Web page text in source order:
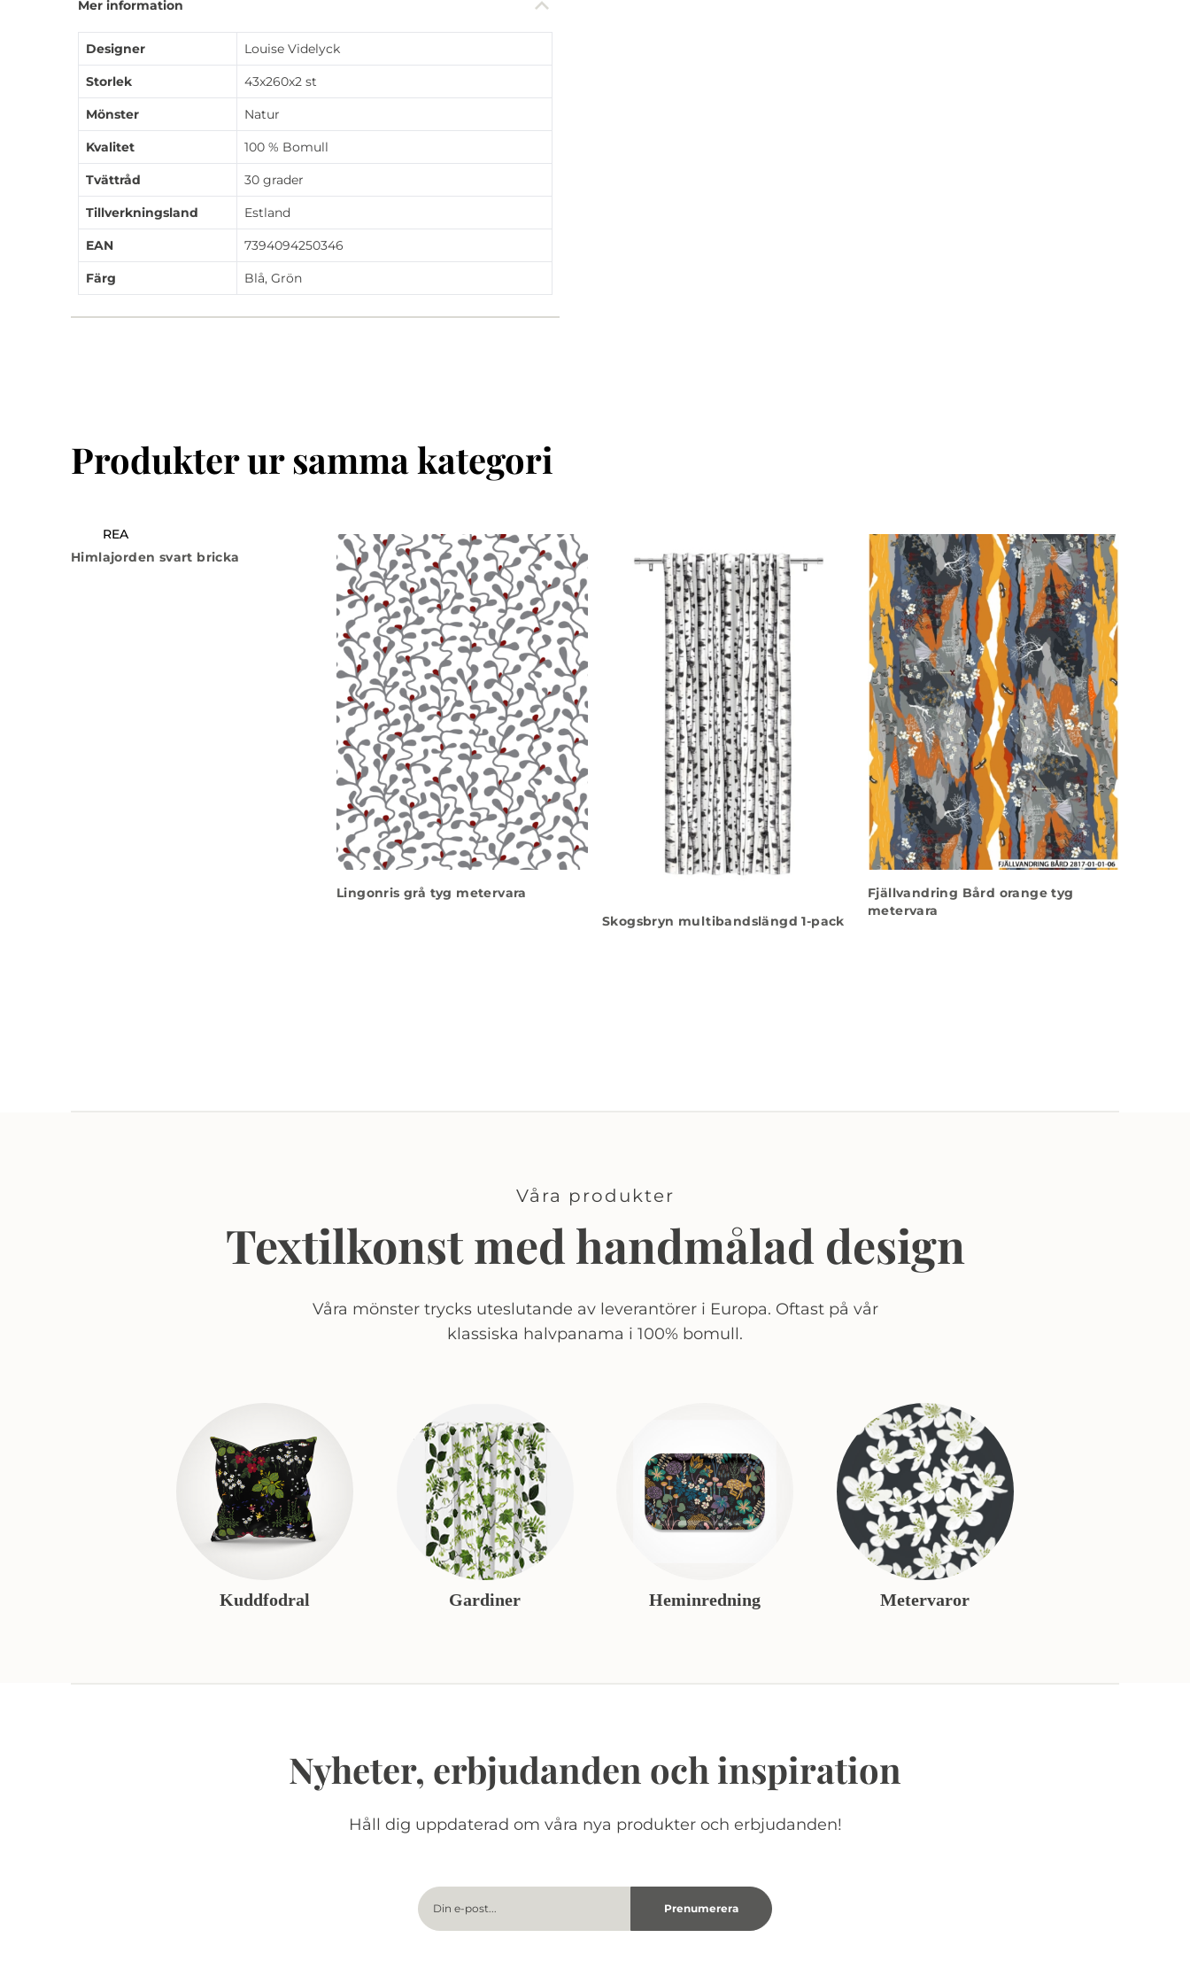
Mer information
Designer Louise Videlyck
Storlek 43x260x2 st
Mönster Natur
Kvalitet 100 % Bomull
Tvättråd 30 grader
Tillverkningsland Estland
EAN 7394094250346
Färg Blå, Grön
Produkter ur samma kategori
REA
Himlajorden svart bricka
Lingonris grå tyg metervara
Skogsbryn multibandslängd 1-pack
Fjällvandring Bård orange tyg
metervara
Våra produkter
Textilkonst med handmålad design
Våra mönster trycks uteslutande av leverantörer i Europa. Oftast på vår
klassiska halvpanama i 100% bomull.
Kuddfodral Gardiner Heminredning Metervaror
Nyheter, erbjudanden och inspiration
Håll dig uppdaterad om våra nya produkter och erbjudanden!